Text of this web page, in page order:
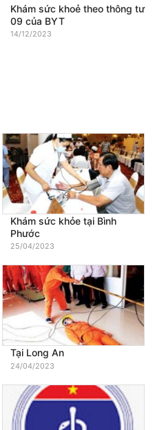
Khám sức khoẻ theo thông tư
09 của BYT
14/12/2023
Khám sức khỏe tại Bình
Phước
25/04/2023
Tại Long An
24/04/2023